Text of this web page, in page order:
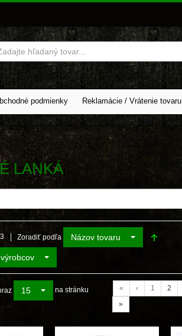
podmienky Reklamácie / Vrátenie tovaru
LANKÁ
Zoradiť podľa Názov tovaru
15 na stránku « ‹ 1 2
»